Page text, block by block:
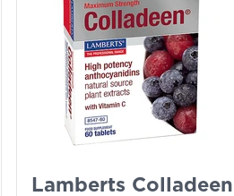
Lamberts Colladeen